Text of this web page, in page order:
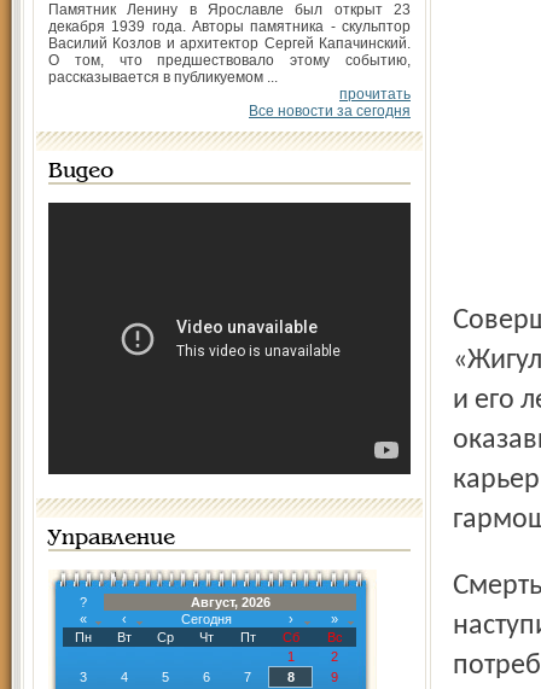
Памятник Ленину в Ярославле был открыт 23
декабря 1939 года. Авторы памятника - скульптор
Василий Козлов и архитектор Сергей Капачинский.
О том, что предшествовало этому событию,
рассказывается в публикуемом ...
прочитать
Все новости за сегодня
Видео
Управление
?
Август, 2026
«
‹ Сегодня ›
»
Пн
Вт Ср Чт Пт Сб
Вс
1
2
3
4 5 6 7 8
9
Совершая разворот на пересечении трех дорог, водитель
и его
Смерть находившихся в нем водителя и пассажира